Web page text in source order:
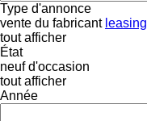
Type d'annonce
vente du fabricant leasing
tout afficher
État
neuf d'occasion
tout afficher
Année